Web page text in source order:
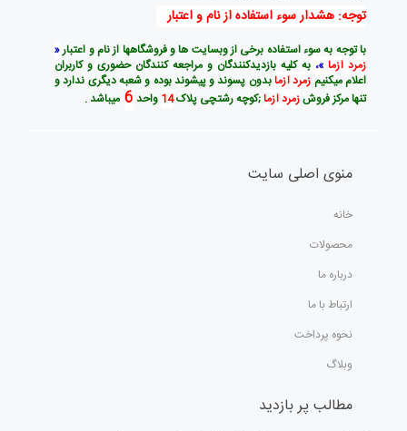
توجه: هشدار سوء استفاده از نام و اعتبار
با توجه به سوء استفاده برخی از وبسایت ها و فروشگاهها از نام و اعتبار«
زمرد آزما »، به کلیه بازدیدکنندگان و مراجعه کنندگان حضوری و کاربران
اعلام میکنیم زمرد آزمابدون پسوند و پیشوند بوده و شعبه دیگری ندارد و
تنها مرکز فروشزمرد آزما;کوچه رشتچی پلاک14 واحد 6 میباشد .
منوی اصلی سایت
خانه
محصولات
درباره ما
ارتباط با ما
نحوه پرداخت
وبلاگ
مطالب پر بازدید